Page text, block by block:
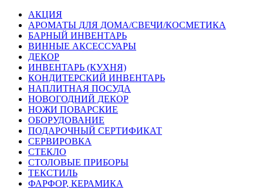
АКЦИЯ
АРОМАТЫ ДЛЯ ДОМА/СВЕЧИ/КОСМЕТИКА
БАРНЫЙ ИНВЕНТАРЬ
ВИННЫЕ АКСЕССУАРЫ
ДЕКОР
ИНВЕНТАРЬ (КУХНЯ)
КОНДИТЕРСКИЙ ИНВЕНТАРЬ
НАПЛИТНАЯ ПОСУДА
НОВОГОДНИЙ ДЕКОР
НОЖИ ПОВАРСКИЕ
ОБОРУДОВАНИЕ
ПОДАРОЧНЫЙ СЕРТИФИКАТ
СЕРВИРОВКА
СТЕКЛО
СТОЛОВЫЕ ПРИБОРЫ
ТЕКСТИЛЬ
ФАРФОР, КЕРАМИКА